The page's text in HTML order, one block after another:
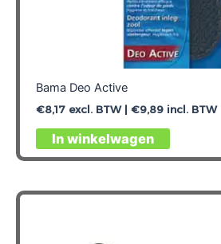
Bama Deo Active
€8,17excl. BTW | €9,89incl. BTW
In winkelwagen
Dit
product
meerdere